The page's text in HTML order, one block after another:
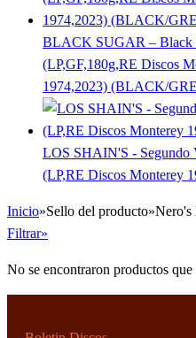
BLACK SUGAR – Black
(LP,GF,180g,RE Discos
1974,2023) (BLACK/
LOS SHAIN'S - Segundo
(LP,RE Discos Monterey
Inicio»Sello del producto»Nero's
Filtrar»
No se encontraron productos